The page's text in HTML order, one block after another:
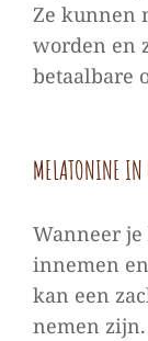
Ze kunnen
worden en
betaalbare
MELATONINE
Wanneer
innemen
kan een
nemen zijn.